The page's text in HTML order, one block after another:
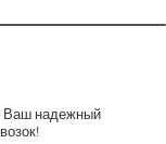
Ваш надежный